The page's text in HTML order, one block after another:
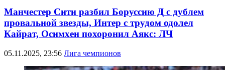
Манчестер Сити разбил Боруссию Д с дублем
провальной звезды, Интер с трудом одолел
Кайрат, Осимхен похоронил Аякс: ЛЧ
05.11.2025, 23:56 Лига чемпионов